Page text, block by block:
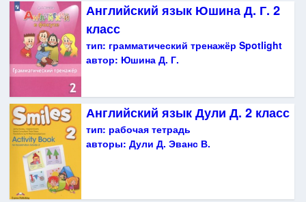
Английский язык Юшина Д. Г. 2
класс
тип: грамматический тренажёр Spotlight
автор: Юшина Д. Г.
Английский язык Дули Д. 2 класс
тип: рабочая тетрадь
авторы: Дули Д. Эванс В.